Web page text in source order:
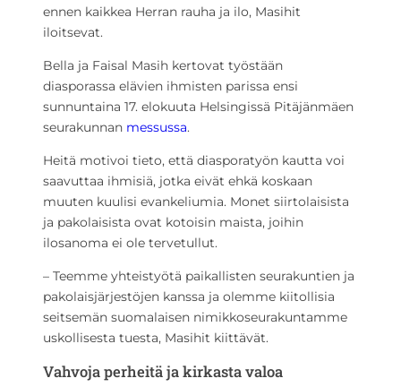
ennen kaikkea Herran rauha ja ilo, Masihit
iloitsevat.
Bella ja Faisal Masih kertovat työstään
diasporassa elävien ihmisten parissa ensi
sunnuntaina 17. elokuuta Helsingissä Pitäjänmäen
seurakunnan messussa.
Heitä motivoi tieto, että diasporatyön kautta voi
saavuttaa ihmisiä, jotka eivät ehkä koskaan
muuten kuulisi evankeliumia. Monet siirtolaisista
ja pakolaisista ovat kotoisin maista, joihin
ilosanoma ei ole tervetullut.
– Teemme yhteistyötä paikallisten seurakuntien ja
pakolaisjärjestöjen kanssa ja olemme kiitollisia
seitsemän suomalaisen nimikkoseurakuntamme
uskollisesta tuesta, Masihit kiittävät.
Vahvoja perheitä ja kirkasta valoa